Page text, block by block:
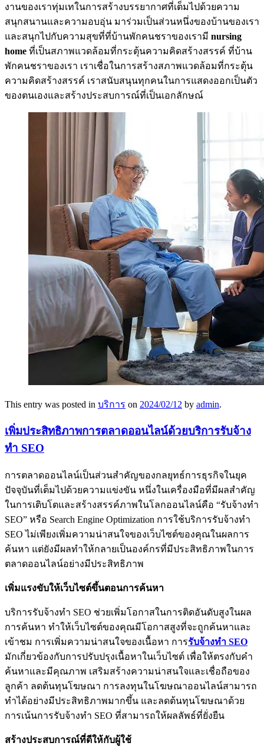
งานของเราทุ่มเทในการสร้างบรรยากาศที่เต็มไปด้วยความ
สนุกสนานและความอบอุ่น มาร่วมเป็นส่วนหนึ่งของบ้านของเรา
และสนุกไปกับความสุขที่ที่บ้านพักคนชราของเรามี nursing
home ที่เป็นสภาพแวดล้อมที่กระตุ้นความคิดสร้างสรรค์ ที่บ้าน
พักคนชราของเรา เราเชื่อในการสร้างสภาพแวดล้อมที่กระตุ้น
ความคิดสร้างสรรค์ เราสนับสนุนทุกคนในการแสดงออกเป็นตัว
ของตนเองและสร้างประสบการณ์ที่เป็นเอกลักษณ์
This entry was posted in บริการ on 2024/02/12 by admin.
เพิ่มประสิทธิภาพการตลาดออนไลน์ด้วยบริการรับจ้าง
ทำ SEO
การตลาดออนไลน์เป็นส่วนสำคัญของกลยุทธ์การธุรกิจในยุค
ปัจจุบันที่เต็มไปด้วยความแข่งขัน หนึ่งในเครื่องมือที่มีผลสำคัญ
ในการเติบโตและสร้างสรรค์ภาพในโลกออนไลน์คือ “รับจ้างทำ
SEO” หรือ Search Engine Optimization การใช้บริการรับจ้างทำ
SEO ไม่เพียงเพิ่มความน่าสนใจของเว็บไซต์ของคุณในผลการ
ค้นหา แต่ยังมีผลทำให้กลายเป็นองค์กรที่มีประสิทธิภาพในการ
ตลาดออนไลน์อย่างมีประสิทธิภาพ
เพิ่มแรงขับให้เว็บไซต์ขึ้นตอนการค้นหา
บริการรับจ้างทำ SEO ช่วยเพิ่มโอกาสในการติดอันดับสูงในผล
การค้นหา ทำให้เว็บไซต์ของคุณมีโอกาสสูงที่จะถูกค้นหาและ
เข้าชม การเพิ่มความน่าสนใจของเนื้อหา การรับจ้างทำ SEO
มักเกี่ยวข้องกับการปรับปรุงเนื้อหาในเว็บไซต์ เพื่อให้ตรงกับคำ
ค้นหาและมีคุณภาพ เสริมสร้างความน่าสนใจและเชื่อถือของ
ลูกค้า ลดต้นทุนโฆษณา การลงทุนในโฆษณาออนไลน์สามารถ
ทำได้อย่างมีประสิทธิภาพมากขึ้น และลดต้นทุนโฆษณาด้วย
การเน้นการรับจ้างทำ SEO ที่สามารถให้ผลลัพธ์ที่ยั่งยืน
สร้างประสบการณ์ที่ดีให้กับผู้ใช้